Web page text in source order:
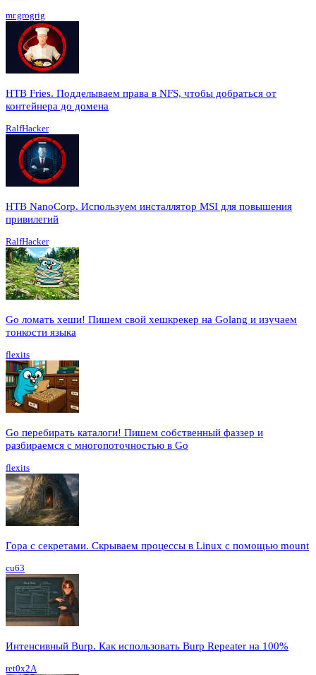
mr.grogrig
HTB Fries. Подделываем права в NFS, чтобы добраться от
контейнера до домена
RalfHacker
HTB NanoCorp. Используем инсталлятор MSI для повышения
привилегий
RalfHacker
Go ломать хеши! Пишем свой хешкрекер на Golang и изучаем
тонкости языка
flexits
Go перебирать каталоги! Пишем собственный фаззер и
разбираемся с многопоточностью в Go
flexits
Гора с секретами. Скрываем процессы в Linux c помощью mount
cu63
Интенсивный Burp. Как использовать Burp Repeater на 100%
ret0x2A